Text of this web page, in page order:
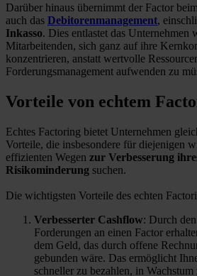
Darüber hinaus übernimmt der Factor
auch das Debitorenmanagement,
Inkasso. Dies entlastet das Unternehmen
Mitarbeitenden, sich ganz auf ihre
konzentrieren, anstatt wertvolle
Forderungsmanagement aufwenden zu
Vorteile von echtem
Echtes Factoring bietet Unternehmen
Vorteile, die insbesondere für diejenigen
effizienten Wegen zur Verbesserung
Risikominderung suchen.
Die wichtigsten Vorteile des echten
Verbesserter Cashflow: Durch
Forderungen an einen Factor
dem Geld, das durch offene
gebunden wäre. Das ermöglicht
schneller zu bezahlen, in